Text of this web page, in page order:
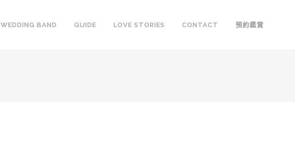
WEDDING BAND GUIDE LOVE STORIES CONTACT 預約鑑賞